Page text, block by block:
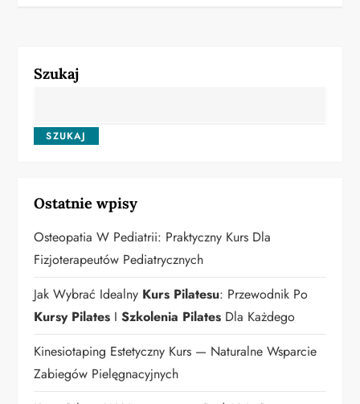
Szukaj
SZUKAJ
Ostatnie wpisy
Osteopatia W Pediatrii: Praktyczny Kurs Dla
Fizjoterapeutów Pediatrycznych
Jak Wybrać Idealny Kurs Pilatesu: Przewodnik Po
Kursy Pilates ISzkolenia Pilates Dla Każdego
Kinesiotaping Estetyczny Kurs — Naturalne Wsparcie
Zabiegów Pielęgnacyjnych